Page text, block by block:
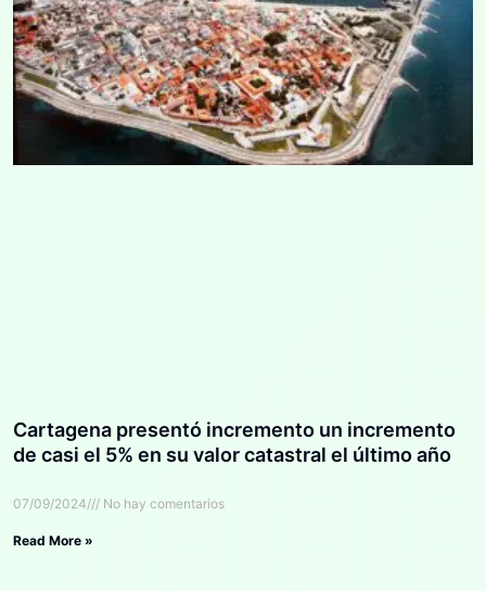
Cartagena presentó incremento un incremento
de casi el 5% en su valor catastral el último año
07/09/2024 No hay comentarios
Read More »